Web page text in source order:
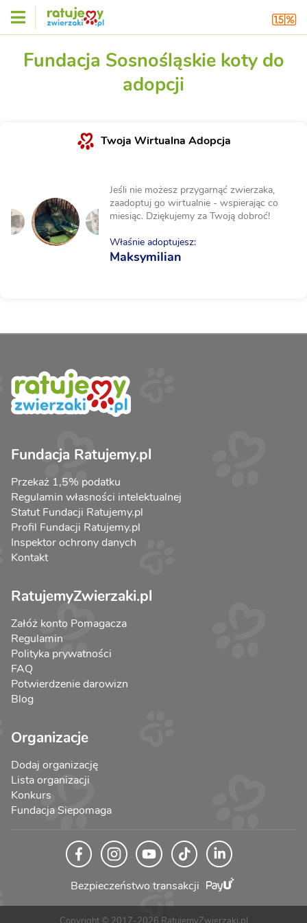
Fundacja Sosnośląskie koty do
adopcji
Twoja Wirtualna Adopcja
Jeśli nie możesz przygarnąć zwierzaka,
zaadoptuj go wirtualnie - wspierając co
miesiąc. Dziękujemy za Twoją dobroć!
Właśnie adoptujesz:
Maksymilian
Fundacja Ratujemy.pl
Przekaż 1,5% podatku
Regulamin własności intelektualnej
Statut Fundacji Ratujemy.pl
Profil Fundacji Ratujemy.pl
Inspektor ochrony danych
Kontakt
RatujemyZwierzaki.pl
Załóż konto Pomagacza
Regulamin
Polityka prywatności
FAQ
Potwierdzenie darowizn
Blog
Organizacje
Dodaj organizację
Lista organizacji
Konkurs
Fundacja Siepomaga
Bezpieczeństwo transakcji